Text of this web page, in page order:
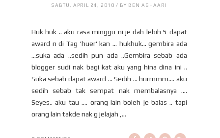
SABTU, APRIL 24, 2010 / BY BEN ASHAARI
Huk huk .. aku rasa minggu ni je dah lebih 5 dapat
award n di Tag 'huer' kan ... hukhuk... gembira ada
...suka ada ..sedih pun ada ..Gembira sebab ada
blogger sudi nak bagi kat aku yang hina dina ini ..
Suka sebab dapat award ... Sedih ... hurmmm.... aku
sedih sebab tak sempat nak membalasnya ....
Seyes.. aku tau .... orang lain boleh je balas .. tapi
orang lain takde nak g jelajah ,...